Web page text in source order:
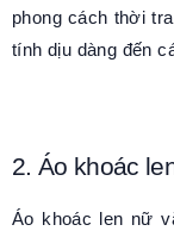
phong cách thời
tính dịu dàng đến
2. Áo khoác
Áo khoác len nữ